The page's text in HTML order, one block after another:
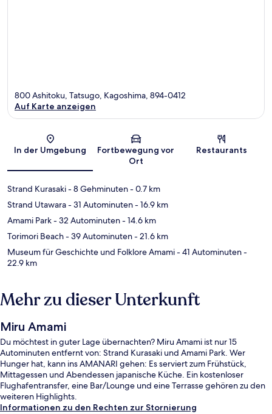
Karte
800 Ashitoku, Tatsugo, Kagoshima, 894-0412
Auf Karte anzeigen
In der Umgebung
Fortbewegung vor
Ort
Restaurants
Strand Kurasaki- 8 Gehminuten- 0.7 km
Strand Utawara- 31 Autominuten- 16.9 km
Amami Park- 32 Autominuten- 14.6 km
Torimori Beach- 39 Autominuten- 21.6 km
Museum für Geschichte und Folklore Amami- 41 Autominuten-
22.9 km
Mehr zu dieser Unterkunft
Miru Amami
Du möchtest in guter Lage übernachten? Miru Amami ist nur 15
Autominuten entfernt von: Strand Kurasaki und Amami Park. Wer
Hunger hat, kann ins AMANARI gehen: Es serviert zum Frühstück,
Mittagessen und Abendessen japanische Küche. Ein kostenloser
Flughafentransfer, eine Bar/Lounge und eine Terrasse gehören zu den
weiteren Highlights.
Informationen zu den Rechten zur Stornierung